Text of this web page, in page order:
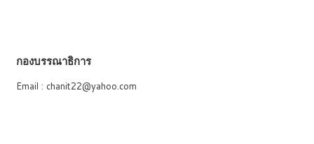
กองบรรณาธิการ
Email : chanit22@yahoo.com